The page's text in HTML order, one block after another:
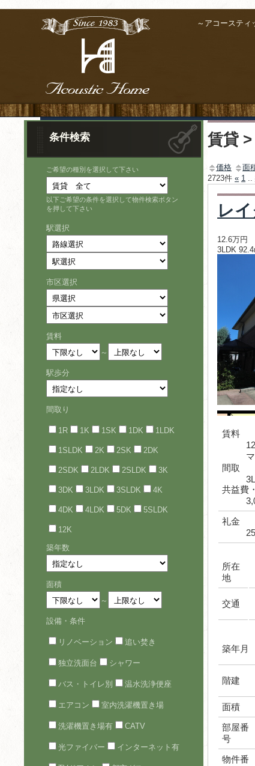
～アコーステ
条件検索
ご希望の種別を選択して下さい
以下ご希望の条件を選択して物件検索ボタン
を押して下さい
駅選択
市区選択
賃料
～
駅歩分
間取り
1R 1K 1SK 1DK 1LDK
1SLDK 2K 2SK 2DK
2SDK 2LDK 2SLDK 3K
3DK 3LDK 3SLDK 4K
4DK 4LDK 5DK 5SLDK
12K
築年数
面積
～
設備・条件
リノベーション 追い焚き
独立洗面台 シャワー
バス・トイレ別 温水洗浄便座
エアコン 室内洗濯機置き場
洗濯機置き場有 CATV
光ファイバー インターネット有
賃貸
価格 面
2723件« 1 ..
レ
12.6万円
3LDK
賃料
間取
共益費
礼金
所在
地
交通
築年月
階建
面積
部屋番
号
物件番